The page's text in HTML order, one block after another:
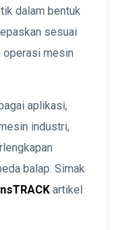
dalam bentuk
sesuai
operasi mesin
aplikasi,
industri,
balap. Simak
artikel